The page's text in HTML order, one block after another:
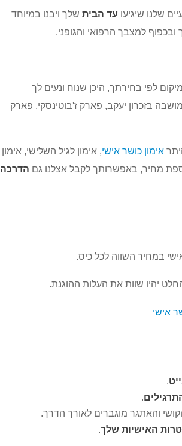
שלנו שיגיעו עד הבית שלך ויבנו במיוחד
למצבך הרפואי והגופני.
לפי בחירתך, היכן שנוח ונעים לך
בזכרון יעקב, פארק ז'בוטינסקי, פארק
אימון כושר אישי, אימון לגיל השלישי, אימון
מחיר, באפשרותך לקבל אצלנו גם הדרכה
במחיר השווה לכל כיס.
יהיו שוות את העלות ההוגנת.
.
.
והאתגר מוגברים לאורך הדרך.
האישיות שלך.